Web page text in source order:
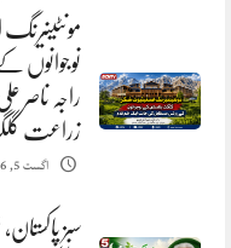
نوجوانوں
راجہ ناصر
زراعت
اگست 5, 2026
سبز